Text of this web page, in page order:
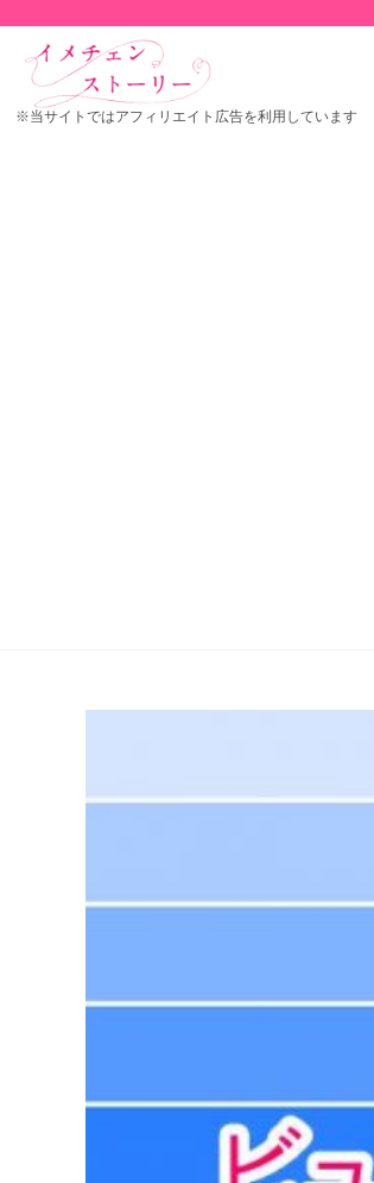
※当サイトではアフィリエイト広告を利用しています